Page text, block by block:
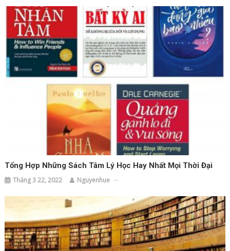
Tổng Hợp Những Sách Tâm Lý Học Hay Nhất Mọi Thời Đại
Tháng 3 22, 2022 Nguyenhue